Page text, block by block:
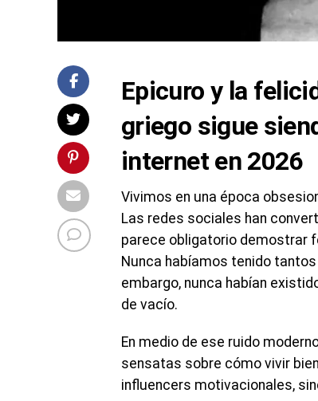
Epicuro y la
griego sigue
internet en 2026
Vivimos en una época
Las redes sociales han
parece obligatorio demostrar
Nunca habíamos tenido
embargo, nunca habían
de vacío.
En medio de ese ruido
sensatas sobre cómo vivir
influencers motivacionales,